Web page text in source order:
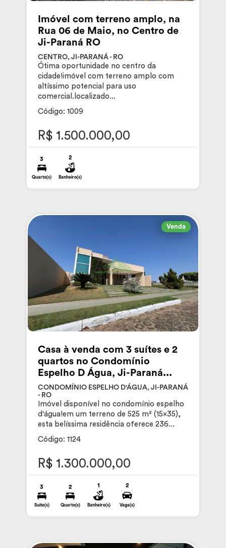
Imóvel com terreno amplo, na
Rua 06 de Maio, no Centro de
Ji-Paraná RO
CENTRO, JI-PARANÁ - RO
Ótima oportunidade no centro da
cidade!imóvel com terreno amplo com
altíssimo potencial para uso
comercial.localizado...
Código: 1009
R$ 1.500.000,00
3
Quarto(s)
2
Banheiro(s)
Venda
Casa à venda com 3 suítes e 2
quartos no Condomínio
Espelho D Água, Ji-Paraná...
CONDOMÍNIO ESPELHO D'ÁGUA, JI-PARANÁ
- RO
Imóvel disponível no condomínio espelho
d'água!em um terreno de 525 m² (15x35),
esta belíssima residência oferece 236...
Código: 1124
R$ 1.300.000,00
3
Suite(s)
2
Quarto(s)
1
Banheiro(s)
2
Vaga(s)